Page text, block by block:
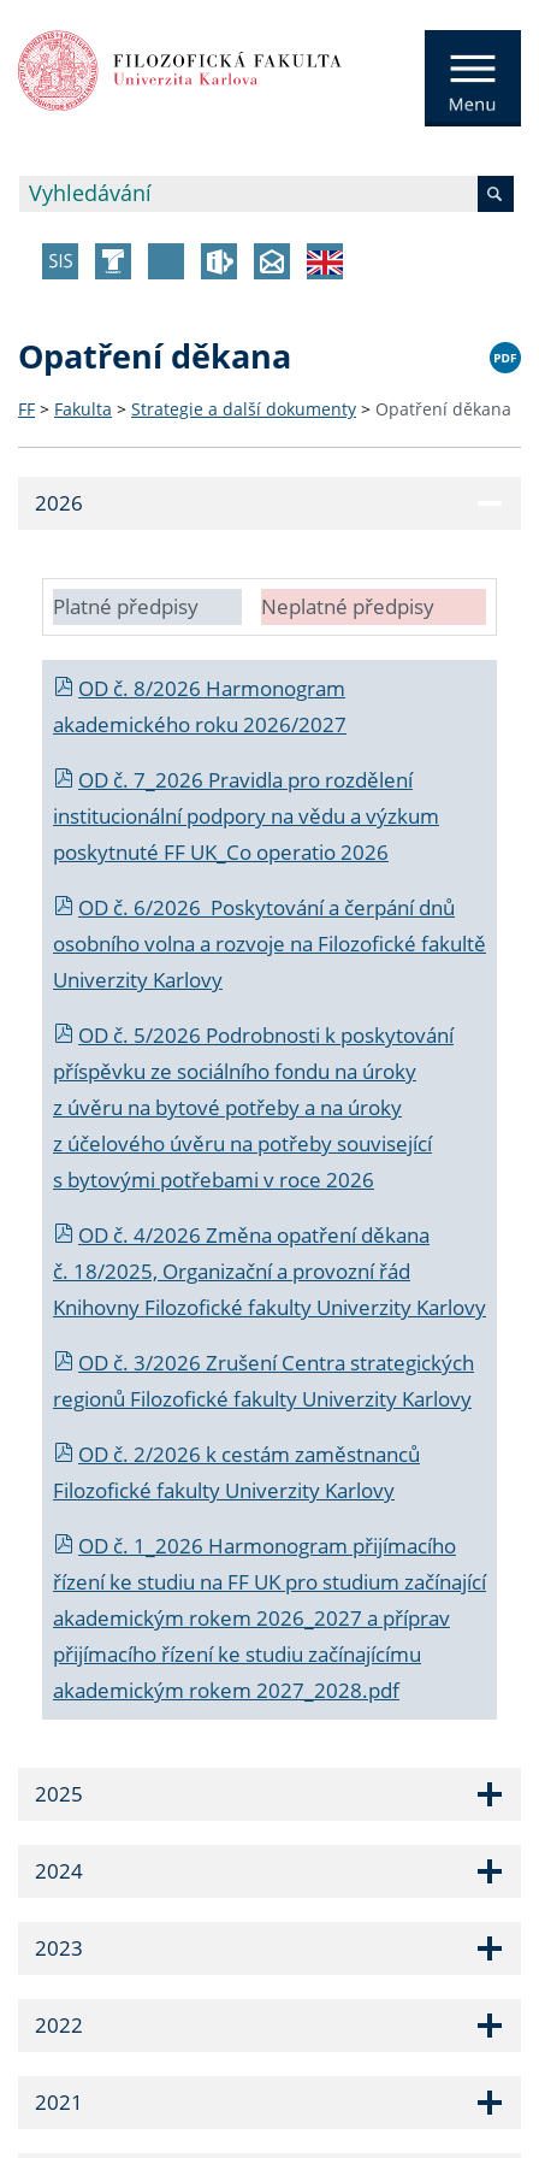
Opatření děkana
FF > Fakulta > Strategie a další dokumenty > Opatření děkana
2026
Platné předpisy Neplatné předpisy
OD č. 8/2026 Harmonogram
akademického roku 2026/2027
OD č. 7_2026 Pravidla pro rozdělení
institucionální podpory na vědu a výzkum
poskytnuté FF UK_Co operatio 2026
OD č. 6/2026 Poskytování a čerpání dnů
osobního volna a rozvoje na Filozofické fakultě
Univerzity Karlovy
OD č. 5/2026 Podrobnosti k poskytování
příspěvku ze sociálního fondu na úroky
z úvěru na bytové potřeby a na úroky
z účelového úvěru na potřeby související
s bytovými potřebami v roce 2026
OD č. 4/2026 Změna opatření děkana
č. 18/2025, Organizační a provozní řád
Knihovny Filozofické fakulty Univerzity Karlovy
OD č. 3/2026 Zrušení Centra strategických
regionů Filozofické fakulty Univerzity Karlovy
OD č. 2/2026 k cestám zaměstnanců
Filozofické fakulty Univerzity Karlovy
OD č. 1_2026 Harmonogram přijímacího
řízení ke studiu na FF UK pro studium začínající
akademickým rokem 2026_2027 a příprav
přijímacího řízení ke studiu začínajícímu
akademickým rokem 2027_2028.pdf
2025
2024
2023
2022
2021